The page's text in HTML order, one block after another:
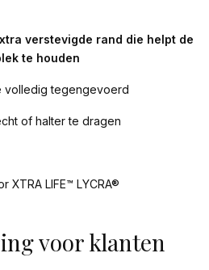
verstevigde rand die helpt de
te houden
volledig tegengevoerd
of halter te dragen
XTRA LIFE™ LYCRA®
voor klanten